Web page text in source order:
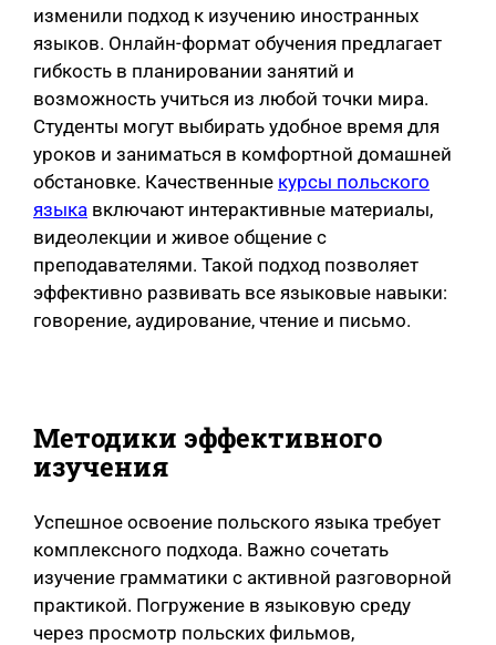
изменили подход к изучению иностранных
языков. Онлайн-формат обучения предлагает
гибкость в планировании занятий и
возможность учиться из любой точки мира.
Студенты могут выбирать удобное время для
уроков и заниматься в комфортной домашней
обстановке. Качественные курсы польского
языка включают интерактивные материалы,
видеолекции и живое общение с
преподавателями. Такой подход позволяет
эффективно развивать все языковые навыки:
говорение, аудирование, чтение и письмо.
Методики эффективного
изучения
Успешное освоение польского языка требует
комплексного подхода. Важно сочетать
изучение грамматики с активной разговорной
практикой. Погружение в языковую среду
через просмотр польских фильмов,